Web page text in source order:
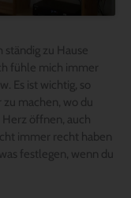
ständig zu Hause
fühle mich immer
Es ist wichtig, so
machen, wo du
öffnen, auch
immer recht haben
festlegen, wenn du